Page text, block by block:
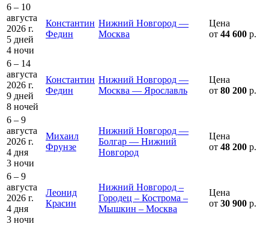
6 – 10
августа
2026 г.
5 дней
4 ночи
Константин
Федин
Нижний Новгород —
Москва
Цена
от 44 600 р.
6 – 14
августа
2026 г.
9 дней
8 ночей
Константин
Федин
Нижний Новгород —
Москва — Ярославль
Цена
от 80 200 р.
6 – 9
августа
2026 г.
4 дня
3 ночи
Михаил
Фрунзе
Нижний Новгород —
Болгар — Нижний
Новгород
Цена
от 48 200 р.
6 – 9
августа
2026 г.
4 дня
3 ночи
Леонид
Красин
Нижний Новгород –
Городец – Кострома –
Мышкин – Москва
Цена
от 30 900 р.